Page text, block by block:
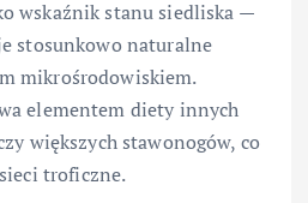
wskaźnik stanu siedliska —
stosunkowo naturalne
mikrośrodowiskiem.
elementem diety innych
większych stawonogów, co
troficzne.